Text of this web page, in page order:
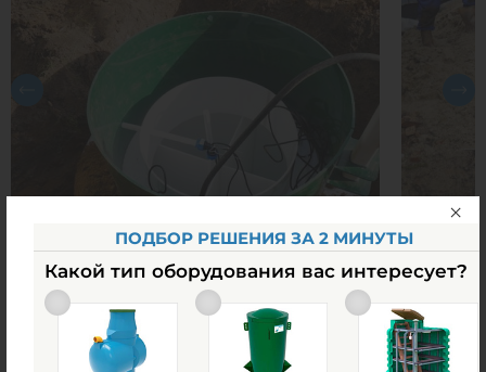
ПОДБОР РЕШЕНИЯ ЗА 2 МИНУТЫ
Какой тип оборудования вас интересует?